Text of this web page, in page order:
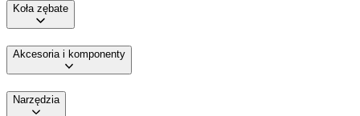
Koła zębate
Akcesoria i komponenty
Narzędzia